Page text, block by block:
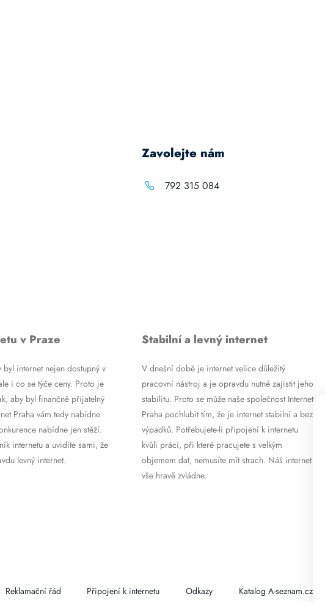
Zavolejte nám
792 315 084
v Praze
byl internet nejen dostupný v
i co se týče ceny. Proto je
aby byl finančně přijatelný
Praha vám tedy nabídne
nabídne jen stěží.
internetu a uvidíte sami, že
levný internet.
Stabilní a levný internet
V dnešní době je internet velice důležitý
pracovní nástroj a je opravdu nutné zajistit jeho
stabilitu. Proto se může naše společnost Internet
Praha pochlubit tím, že je internet stabilní a bez
výpadků. Potřebujete-li připojení k internetu
kvůli práci, při které pracujete s velkým
objemem dat, nemusíte mít strach. Náš internet
vše hravě zvládne.
Reklamační řád Připojení k internetu Odkazy Katalog A-seznam.cz